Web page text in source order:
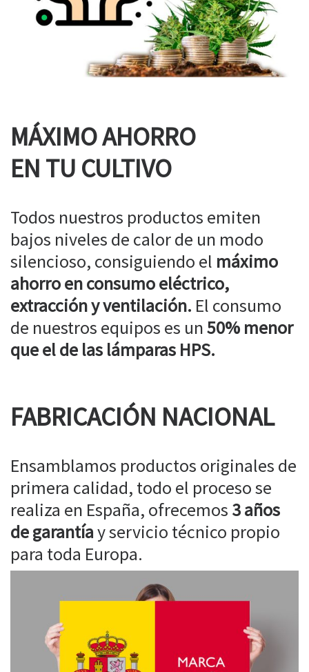
MÁXIMO AHORRO
EN TU CULTIVO
Todos nuestros productos emiten
bajos niveles de calor de un modo
silencioso, consiguiendo el máximo
ahorro en consumo eléctrico,
extracción y ventilación. El consumo
de nuestros equipos es un50% menor
que el de las lámparas HPS.
FABRICACIÓN NACIONAL
Ensamblamos productos originales de
primera calidad, todo el proceso se
realiza en España, ofrecemos 3 años
de garantíay servicio técnico propio
para toda Europa.